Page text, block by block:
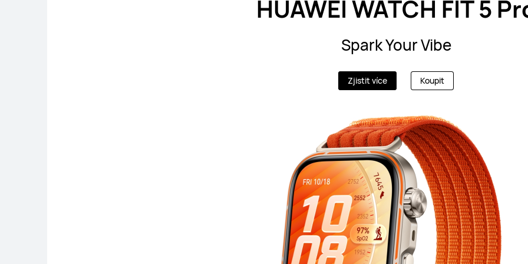
HUAWEI WATCH FIT 5
Spark Your Vibe
Zjistit více Koupit